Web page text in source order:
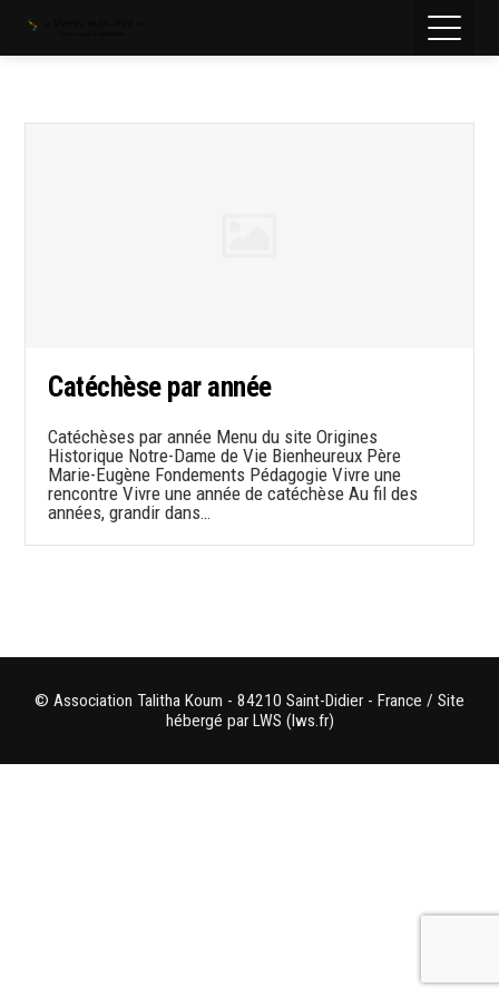
Catéchèse par année
Catéchèses par année Menu du site Origines
Historique Notre-Dame de Vie Bienheureux Père
Marie-Eugène Fondements Pédagogie Vivre une
rencontre Vivre une année de catéchèse Au fil des
années, grandir dans…
© Association Talitha Koum - 84210 Saint-Didier - France / Site
hébergé par LWS (lws.fr)